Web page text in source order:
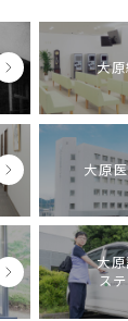
大
大原
大
ス